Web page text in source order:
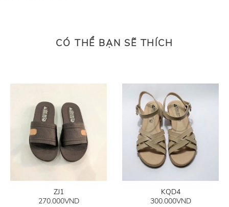
CÓ THỂ BẠN SẼ THÍCH
ZJ1
270.000VND
KQD4
300.000VND